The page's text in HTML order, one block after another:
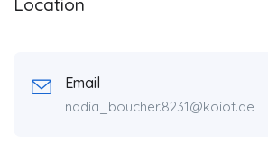
Email
nadia_boucher.8231@koiot.de